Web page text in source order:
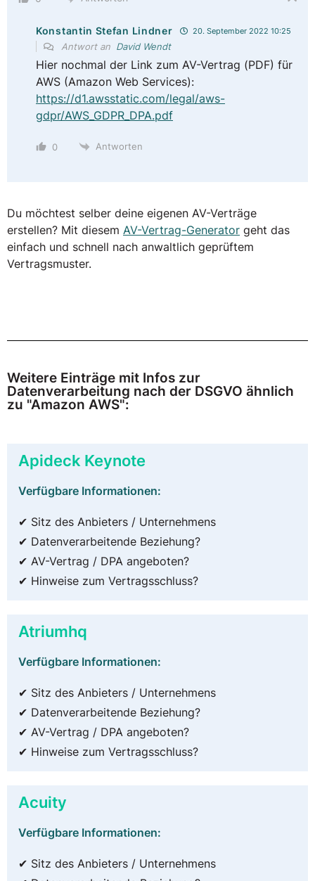
Konstantin Stefan Lindner 20. September 2022 10:25
Antwort an David Wendt
Hier nochmal der Link zum AV-Vertrag (PDF) für
AWS (Amazon Web Services):
https://d1.awsstatic.com/legal/aws-
gdpr/AWS_GDPR_DPA.pdf
0 Antworten
Du möchtest selber deine eigenen AV-Verträge
erstellen? Mit diesem AV-Vertrag-Generator geht das
einfach und schnell nach anwaltlich geprüftem
Vertragsmuster.
Weitere Einträge mit Infos zur
Datenverarbeitung nach der DSGVO ähnlich
zu "Amazon AWS":
Apideck Keynote
Verfügbare Informationen:
✔ Sitz des Anbieters / Unternehmens
✔ Datenverarbeitende Beziehung?
✔ AV-Vertrag / DPA angeboten?
✔ Hinweise zum Vertragsschluss?
Atriumhq
Verfügbare Informationen:
✔ Sitz des Anbieters / Unternehmens
✔ Datenverarbeitende Beziehung?
✔ AV-Vertrag / DPA angeboten?
✔ Hinweise zum Vertragsschluss?
Acuity
Verfügbare Informationen:
✔ Sitz des Anbieters / Unternehmens